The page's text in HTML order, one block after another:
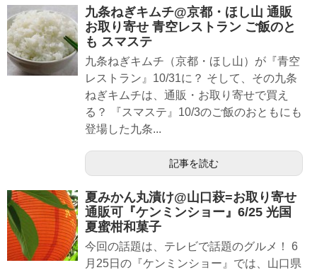
九条ねぎキムチ@京都・ほし山 通販
お取り寄せ 青空レストラン ご飯のと
も スマステ
九条ねぎキムチ（京都・ほし山）が『青空
レストラン』10/31に？ そして、その九条
ねぎキムチは、通販・お取り寄せで買え
る？ 『スマステ』10/3のご飯のおともにも
登場した九条...
記事を読む
夏みかん丸漬け@山口萩=お取り寄せ
通販可『ケンミンショー』6/25 光国
夏蜜柑和菓子
今回の話題は、テレビで話題のグルメ！ 6
月25日の『ケンミンショー』では、山口県